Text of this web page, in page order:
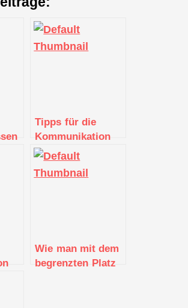
Tipps für die
Kommunikation
mit der Crew auf
Wie man mit dem
begrenzten Platz